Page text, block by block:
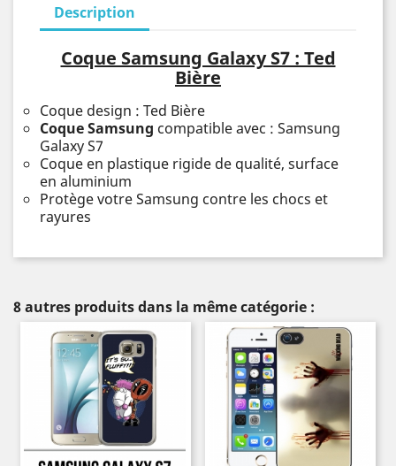
Description
Coque Samsung Galaxy S7 : Ted
Bière
Coque design : Ted Bière
Coque Samsung compatible avec : Samsung
Galaxy S7
Coque en plastique rigide de qualité, surface
en aluminium
Protège votre Samsung contre les chocs et
rayures
8 autres produits dans la même catégorie :